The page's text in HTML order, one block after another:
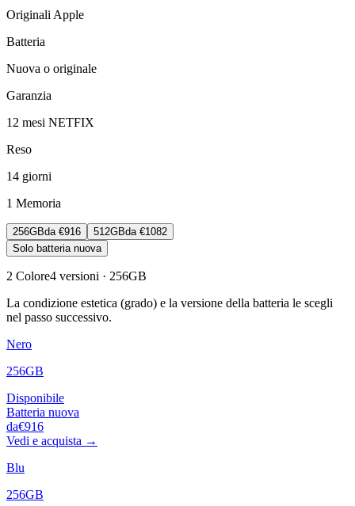
Originali Apple
Batteria
Nuova o originale
Garanzia
12 mesi NETFIX
Reso
14 giorni
1 Memoria
256GBda €916 512GBda €1082
Solo batteria nuova
2 Colore4 versioni · 256GB
La condizione estetica (grado) e la versione della batteria le scegli
nel passo successivo.
Nero
256GB
Disponibile
Batteria nuova
da€916
Vedi e acquista →
Blu
256GB